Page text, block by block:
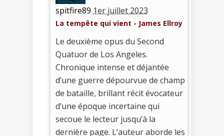
spitfire89 1er juillet 2023
La tempête qui vient - James Ellroy
Le deuxième opus du Second
Quatuor de Los Angeles.
Chronique intense et déjantée
d’une guerre dépourvue de champ
de bataille, brillant récit évocateur
d’une époque incertaine qui
secoue le lecteur jusqu’à la
dernière page. L’auteur aborde les